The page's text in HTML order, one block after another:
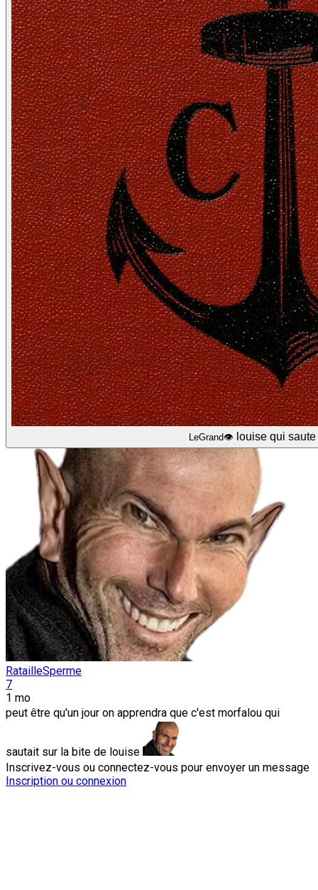
LeGrand👁️ louise qui
RatailleSperme
7
1 mo
peut être qu'un jour on apprendra que c'est morfalou qui
sautait sur la bite de louise
Inscrivez-vous ou connectez-vous pour envoyer un message
Inscription ou connexion